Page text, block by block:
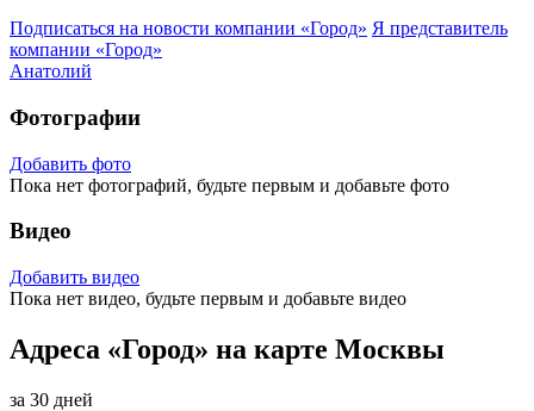
Подписаться на новости компании «Город» Я представитель
компании «Город»
Анатолий
Фотографии
Добавить фото
Пока нет фотографий, будьте первым и добавьте фото
Видео
Добавить видео
Пока нет видео, будьте первым и добавьте видео
Адреса «Город» на карте Москвы
за 30 дней